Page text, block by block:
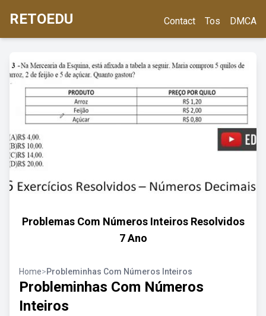
RETOEDU Contact Tos DMCA
Problemas Com Números Inteiros Resolvidos
7 Ano
Home>Probleminhas Com Números Inteiros
Probleminhas Com Números
Inteiros